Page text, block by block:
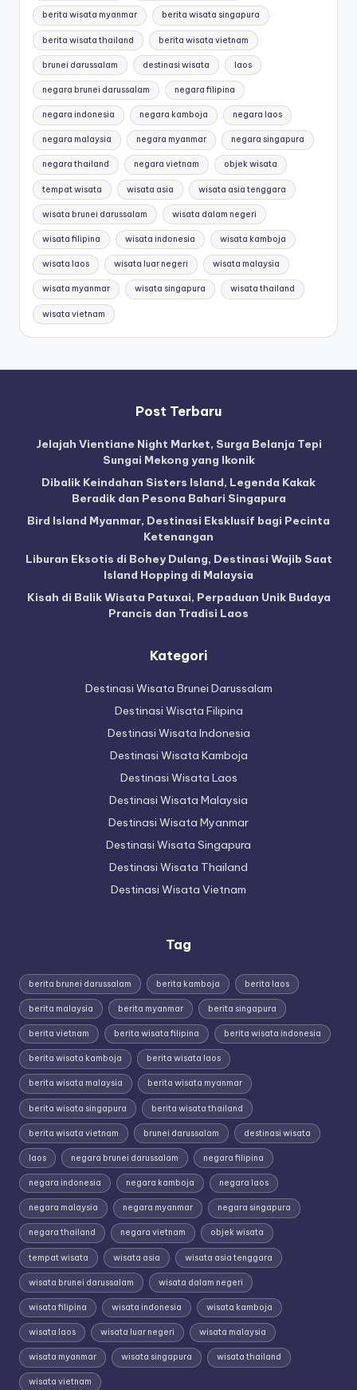
berita wisata myanmar berita wisata singapura
berita wisata thailand berita wisata vietnam
brunei darussalam destinasi wisata laos
negara brunei darussalam negara filipina
negara indonesia negara kamboja negara laos
negara malaysia negara myanmar negara singapura
negara thailand negara vietnam objek wisata
tempat wisata wisata asia wisata asia tenggara
wisata brunei darussalam wisata dalam negeri
wisata filipina wisata indonesia wisata kamboja
wisata laos wisata luar negeri wisata malaysia
wisata myanmar wisata singapura wisata thailand
wisata vietnam
Post Terbaru
Jelajah Vientiane Night Market, Surga Belanja Tepi
Sungai Mekong yang Ikonik
Dibalik Keindahan Sisters Island, Legenda Kakak
Beradik dan Pesona Bahari Singapura
Bird Island Myanmar, Destinasi Eksklusif bagi Pecinta
Ketenangan
Liburan Eksotis di Bohey Dulang, Destinasi Wajib Saat
Island Hopping di Malaysia
Kisah di Balik Wisata Patuxai, Perpaduan Unik Budaya
Prancis dan Tradisi Laos
Kategori
Destinasi Wisata Brunei Darussalam
Destinasi Wisata Filipina
Destinasi Wisata Indonesia
Destinasi Wisata Kamboja
Destinasi Wisata Laos
Destinasi Wisata Malaysia
Destinasi Wisata Myanmar
Destinasi Wisata Singapura
Destinasi Wisata Thailand
Destinasi Wisata Vietnam
Tag
berita brunei darussalam berita kamboja berita laos
berita malaysia berita myanmar berita singapura
berita vietnam berita wisata filipina berita wisata indonesia
berita wisata kamboja berita wisata laos
berita wisata malaysia berita wisata myanmar
berita wisata singapura berita wisata thailand
berita wisata vietnam brunei darussalam destinasi wisata
laos negara brunei darussalam negara filipina
negara indonesia negara kamboja negara laos
negara malaysia negara myanmar negara singapura
negara thailand negara vietnam objek wisata
tempat wisata wisata asia wisata asia tenggara
wisata brunei darussalam wisata dalam negeri
wisata filipina wisata indonesia wisata kamboja
wisata laos wisata luar negeri wisata malaysia
wisata myanmar wisata singapura wisata thailand
wisata vietnam